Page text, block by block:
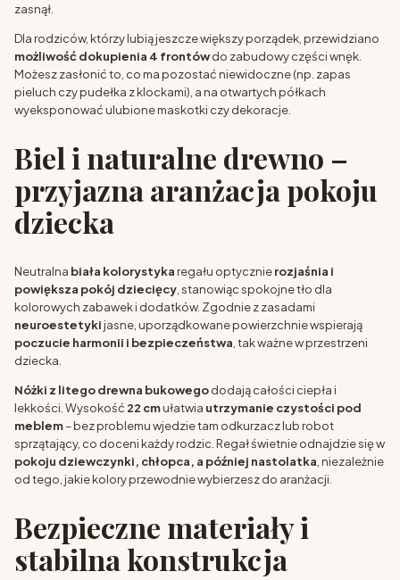
zasnął.
Dla rodziców, którzy lubią jeszcze większy porządek, przewidziano
możliwość dokupienia 4 frontówdo zabudowy części wnęk.
Możesz zasłonić to, co ma pozostać niewidoczne (np. zapas
pieluch czy pudełka z klockami), a na otwartych półkach
wyeksponować ulubione maskotki czy dekoracje.
Biel i naturalne drewno –
przyjazna aranżacja pokoju
dziecka
Neutralna biała kolorystyka regału optycznierozjaśnia i
powiększa pokój dziecięcy , stanowiąc spokojne tło dla
kolorowych zabawek i dodatków. Zgodnie z zasadami
neuroestetyki jasne, uporządkowane powierzchnie wspierają
poczucie harmonii i bezpieczeństwa , tak ważne w przestrzeni
dziecka.
Nóżki z litego drewna bukowegododają całości ciepła i
lekkości. Wysokość 22 cmułatwia utrzymanie czystości pod
meblem– bez problemu wjedzie tam odkurzacz lub robot
sprzątający, co doceni każdy rodzic. Regał świetnie odnajdzie się w
pokoju dziewczynki, chłopca, a później nastolatka , niezależnie
od tego, jakie kolory przewodnie wybierzesz do aranżacji.
Bezpieczne materiały i
stabilna konstrukcja